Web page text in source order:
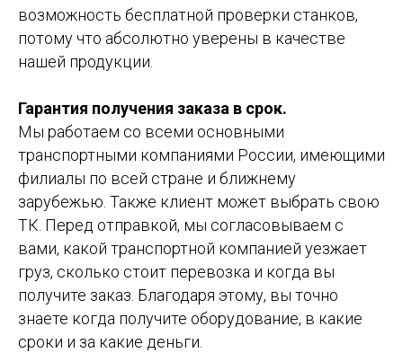
возможность бесплатной проверки станков,
потому что абсолютно уверены в качестве
нашей продукции.
Гарантия получения заказа в срок.
Мы работаем со всеми основными
транспортными компаниями России, имеющими
филиалы по всей стране и ближнему
зарубежью. Также клиент может выбрать свою
ТК. Перед отправкой, мы согласовываем с
вами, какой транспортной компанией уезжает
груз, сколько стоит перевозка и когда вы
получите заказ. Благодаря этому, вы точно
знаете когда получите оборудование, в какие
сроки и за какие деньги.